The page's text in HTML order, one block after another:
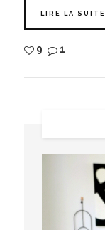
LIRE LA SUITE
9 1